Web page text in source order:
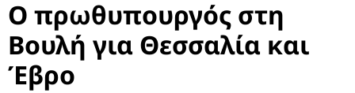
Ο πρωθυπουργός στη
Βουλή για Θεσσαλία και
Έβρο